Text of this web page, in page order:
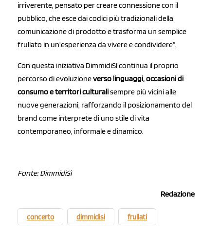
irriverente, pensato per creare connessione con il
pubblico, che esce dai codici più tradizionali della
comunicazione di prodotto e trasforma un semplice
frullato in un’esperienza da vivere e condividere”.
Con questa iniziativa DimmidiSì continua il proprio
percorso di evoluzioneverso linguaggi, occasioni di
consumo e territori culturalisempre più vicini alle
nuove generazioni, rafforzando il posizionamento del
brand come interprete di uno stile di vita
contemporaneo, informale e dinamico.
Fonte: DimmidiSì
Redazione
concerto dimmidisi frullati